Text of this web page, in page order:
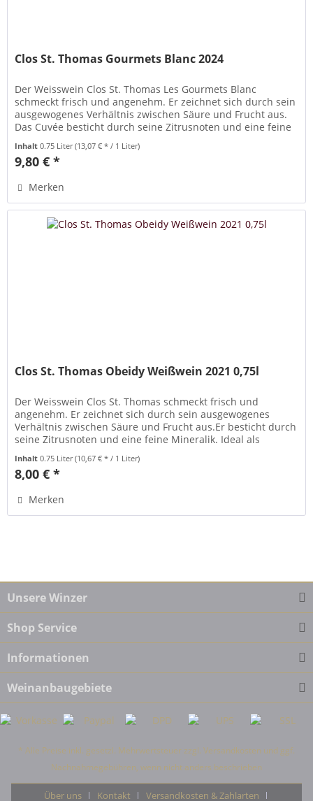
Clos St. Thomas Gourmets Blanc 2024
Der Weisswein Clos St. Thomas Les Gourmets Blanc
schmeckt frisch und angenehm. Er zeichnet sich durch sein
ausgewogenes Verhältnis zwischen Säure und Frucht aus.
Das Cuvée besticht durch seine Zitrusnoten und eine feine
Inhalt0.75 Liter(13,07 € * / 1 Liter)
9,80 € *
Merken
Clos St. Thomas Obeidy Weißwein 2021 0,75l
Der Weisswein Clos St. Thomas schmeckt frisch und
angenehm. Er zeichnet sich durch sein ausgewogenes
Verhältnis zwischen Säure und Frucht aus.Er besticht durch
seine Zitrusnoten und eine feine Mineralik. Ideal als
Inhalt0.75 Liter(10,67 € * / 1 Liter)
8,00 € *
Merken
Unsere Winzer
Shop Service
Informationen
Weinanbaugebiete
* Alle Preise inkl. gesetzl. Mehrwertsteuer zzgl. Versandkosten und ggf.
Nachnahmegebühren, wenn nicht anders beschrieben
Über uns Kontakt Versandkosten & Zahlarten